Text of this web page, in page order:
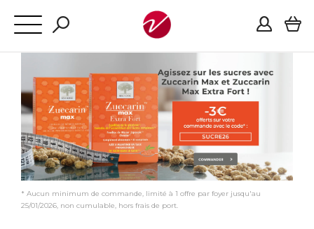
* Aucun minimum de commande, limité à 1 offre par foyer jusqu'au
25/01/2026, non cumulable, hors frais de port.